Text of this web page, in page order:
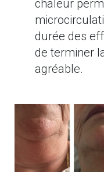
chaleur
durée des
de terminer
agréable.